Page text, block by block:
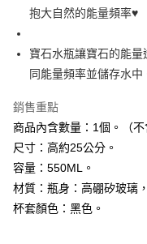
街口支付
悠遊付
ATM付款
全家取貨付款
每筆NT$80，滿
7-11取貨付款
抱大自然的能量頻率♥
寶石水瓶讓寶石的能
同能量頻率並儲存水中
銷售重點
商品內含數量：1個。（不
尺寸：高約25公分。
容量：550ML。
材質：瓶身：高硼矽玻璃
杯套顏色：黑色。